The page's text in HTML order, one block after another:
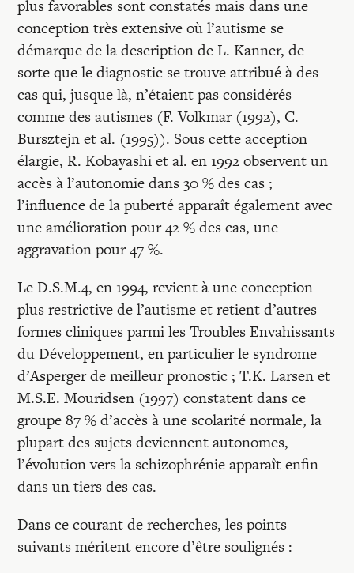
plus favorables sont constatés mais dans une
conception très extensive où l’autisme se
démarque de la description de L. Kanner, de
sorte que le diagnostic se trouve attribué à des
cas qui, jusque là, n’étaient pas considérés
comme des autismes (F. Volkmar (1992), C.
Bursztejn et al. (1995)). Sous cette acception
élargie, R. Kobayashi et al. en 1992 observent un
accès à l’autonomie dans 30 % des cas ;
l’influence de la puberté apparaît également avec
une amélioration pour 42 % des cas, une
aggravation pour 47 %.
Le D.S.M.4, en 1994, revient à une conception
plus restrictive de l’autisme et retient d’autres
formes cliniques parmi les Troubles Envahissants
du Développement, en particulier le syndrome
d’Asperger de meilleur pronostic ; T.K. Larsen et
M.S.E. Mouridsen (1997) constatent dans ce
groupe 87 % d’accès à une scolarité normale, la
plupart des sujets deviennent autonomes,
l’évolution vers la schizophrénie apparaît enfin
dans un tiers des cas.
Dans ce courant de recherches, les points
suivants méritent encore d’être soulignés :